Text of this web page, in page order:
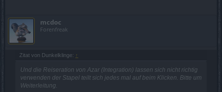
mcdoc
Forenfreak
Zitat von Dunkelklinge: ↑
Und die Reiseration von Azar (Integration) lassen sich nicht richtig
verwenden der Stapel teilt sich jedes mal auf beim Klicken. Bitte um
Weiterleitung.